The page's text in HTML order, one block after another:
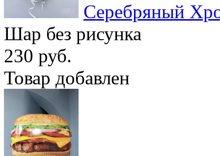
Серебряный
Шар без рисунка
230 руб.
Товар добавлен